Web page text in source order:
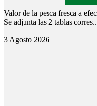
Valor de la pesca fresca a
Se adjunta las 2 tablas
3 Agosto 2026